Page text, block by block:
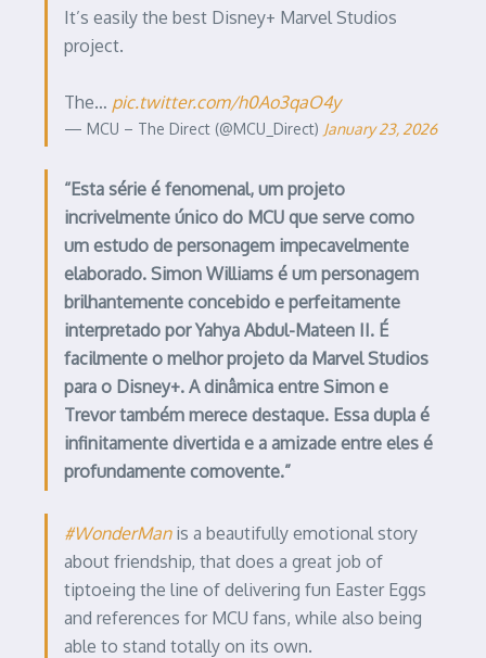
It’s easily the best Disney+ Marvel Studios
project.
The… pic.twitter.com/h0Ao3qaO4y
— MCU – The Direct (@MCU_Direct) January 23, 2026
“Esta série é fenomenal, um projeto
incrivelmente único do MCU que serve como
um estudo de personagem impecavelmente
elaborado. Simon Williams é um personagem
brilhantemente concebido e perfeitamente
interpretado por Yahya Abdul-Mateen II. É
facilmente o melhor projeto da Marvel Studios
para o Disney+. A dinâmica entre Simon e
Trevor também merece destaque. Essa dupla é
infinitamente divertida e a amizade entre eles é
profundamente comovente.”
#WonderManis a beautifully emotional story
about friendship, that does a great job of
tiptoeing the line of delivering fun Easter Eggs
and references for MCU fans, while also being
able to stand totally on its own.